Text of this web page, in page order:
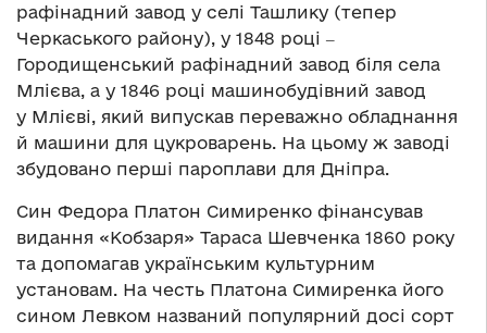
рафінадний завод у селі Ташлику (тепер
Черкаського району), у 1848 році ‒
Городищенський рафінадний завод біля села
Млієва, а у 1846 році машинобудівний завод
у Млієві, який випускав переважно обладнання
й машини для цукроварень. На цьому ж заводі
збудовано перші пароплави для Дніпра.
Син Федора Платон Симиренко фінансував
видання «Кобзаря» Тараса Шевченка 1860 року
та допомагав українським культурним
установам. На честь Платона Симиренка його
сином Левком названий популярний досі сорт